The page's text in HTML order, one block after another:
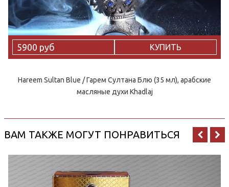
5900 руб КУПИТЬ
Hareem Sultan Blue / Гарем Султана Блю (35 мл), арабские
масляные духи Khadlaj
ВАМ ТАКЖЕ МОГУТ ПОНРАВИТЬСЯ